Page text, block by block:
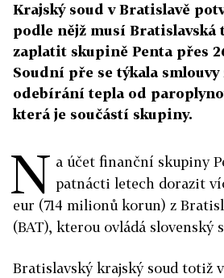
Krajský soud v Bratislavě
podle nějž musí Bratislavská
zaplatit skupině Penta přes
Soudní pře se týkala smlouvy
odebírání tepla od
která je součástí skupiny.
N a účet finanční skupiny
patnácti letech dorazit
eur (714 milionů korun) z
(BAT), kterou ovládá slovenský
Bratislavský krajský soud totiž